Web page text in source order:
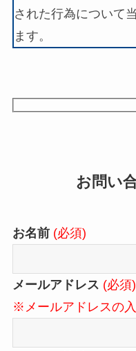
された行為について
ます。
お問い
お名前 (必須)
メールアドレス (必須)
※メールアドレスの